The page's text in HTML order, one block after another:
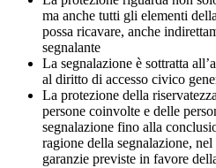
ma anche tutti gli elementi
possa ricavare, anche
segnalante
La segnalazione è sottratta
al diritto di accesso civico
La protezione della
persone coinvolte e delle
segnalazione fino alla
ragione della segnalazione,
garanzie previste in favore